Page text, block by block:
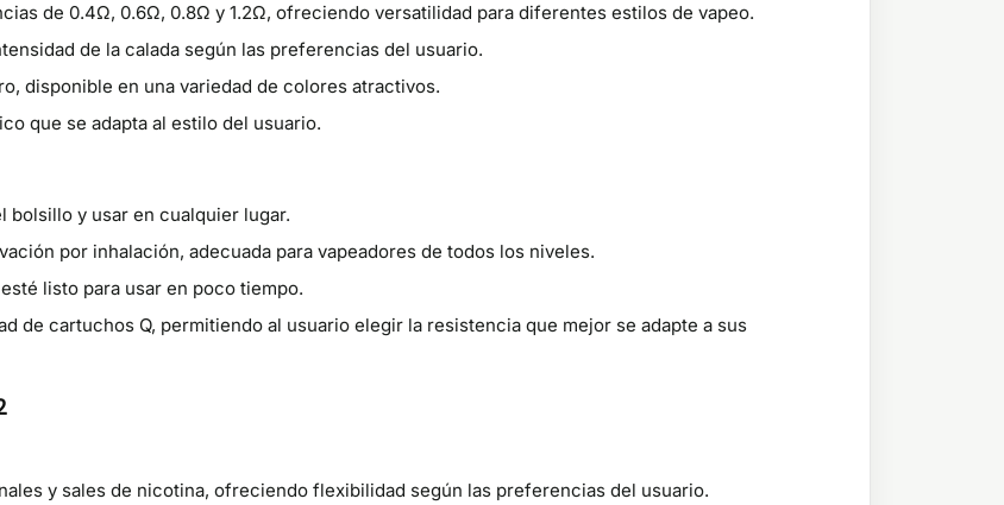
de 0.4Ω, 0.6Ω, 0.8Ω y 1.2Ω, ofreciendo versatilidad para diferentes estilos de vapeo.
de la calada según las preferencias del usuario.
disponible en una variedad de colores atractivos.
que se adapta al estilo del usuario.
bolsillo y usar en cualquier lugar.
por inhalación, adecuada para vapeadores de todos los niveles.
listo para usar en poco tiempo.
de cartuchos Q, permitiendo al usuario elegir la resistencia que mejor se adapte a sus
y sales de nicotina, ofreciendo flexibilidad según las preferencias del usuario.